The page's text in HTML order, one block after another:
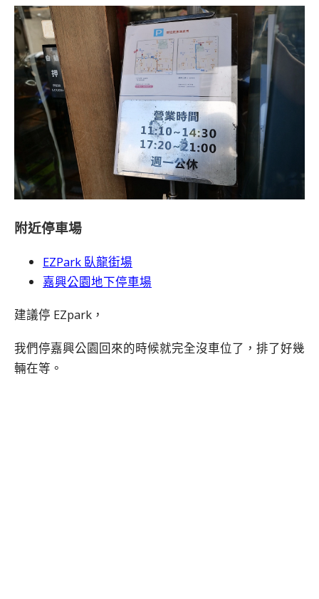
附近停車場
EZPark 臥龍街場
嘉興公園地下停車場
建議停 EZpark，
我們停嘉興公園回來的時候就完全沒車位了，排了好幾
輛在等。